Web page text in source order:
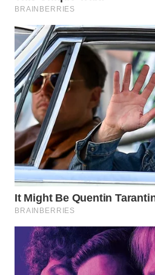
WAHANA
ADVOKAT
WAHANA
INFRASTRUKTUR
WAHANA
KONSUMEN
WAHANA
LISTRIK
WAHANA
TRAVEL
WAHANA
TV